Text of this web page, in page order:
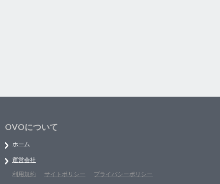
OVOについて
ホーム
運営会社
利用規約
サイトポリシー プライバシーポリシー